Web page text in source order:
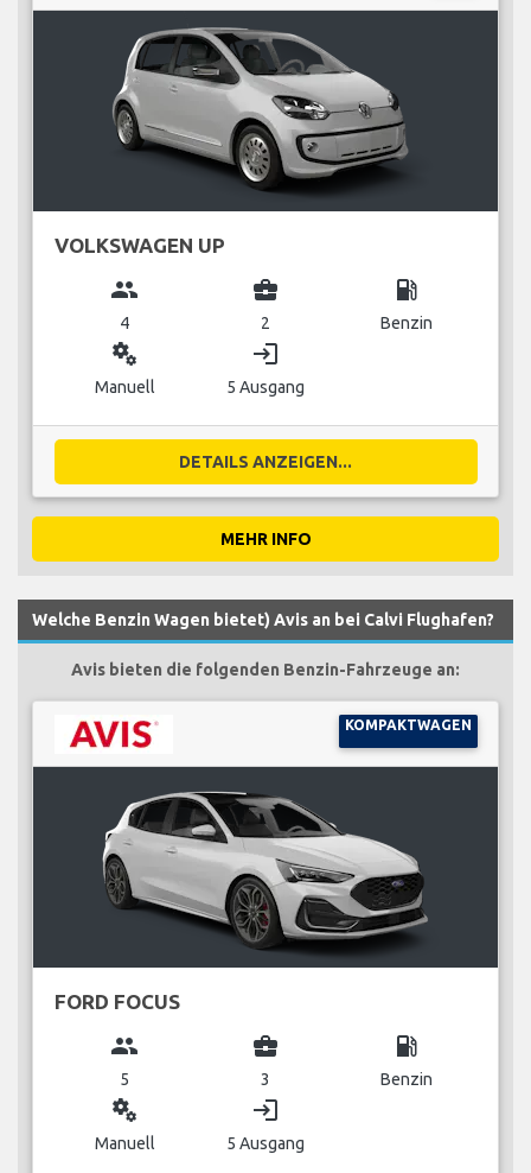
VOLKSWAGEN UP
group
4
business_center
2
local_gas_station
Benzin
miscellaneous_services
Manuell
login
5 Ausgang
DETAILS ANZEIGEN...
MEHR INFO
Welche Benzin Wagen bietet) Avis an bei Calvi Flughafen?
Avis bieten die folgenden Benzin-Fahrzeuge an:
KOMPAKTWAGEN
FORD FOCUS
group
5
business_center
3
local_gas_station
Benzin
miscellaneous_services
Manuell
login
5 Ausgang